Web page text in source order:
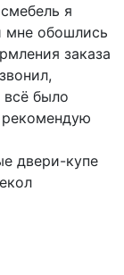
я
мне обошлись
заказа
всё было
рекомендую
двери-купе